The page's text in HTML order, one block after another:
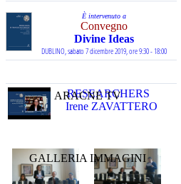
È intervenuto a
Convegno
Divine Ideas
DUBLINO, sabato 7 dicembre 2019, ore 9:30 - 18:00
Convegno
La riflessione storiografica
sui Monti di Pietà
Per una prima messa a
TRENTO, martedì 20 novembre 2018 - mercoledì 21
novembre 2018
ARACNE TV
RESEARCHERS
Irene ZAVATTERO
GALLERIA IMMAGINI